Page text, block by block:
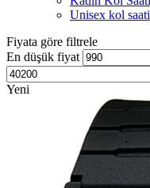
Unisex kol saati
Fiyata göre filtrele
En düşük fiyat
Yeni